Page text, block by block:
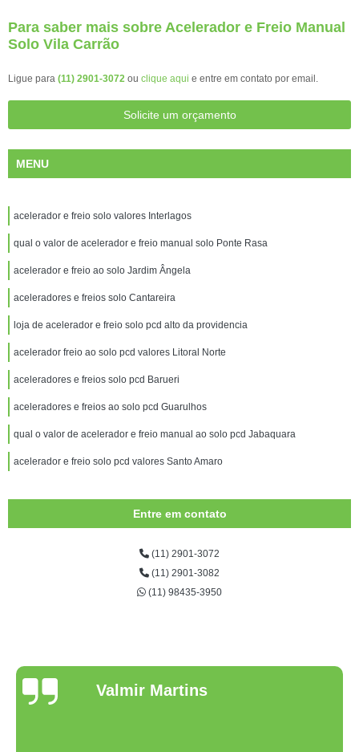
Para saber mais sobre Acelerador e Freio Manual
Solo Vila Carrão
Ligue para (11) 2901-3072 ou clique aqui e entre em contato por email.
Solicite um orçamento
MENU
acelerador e freio solo valores Interlagos
qual o valor de acelerador e freio manual solo Ponte Rasa
acelerador e freio ao solo Jardim Ângela
aceleradores e freios solo Cantareira
loja de acelerador e freio solo pcd alto da providencia
acelerador freio ao solo pcd valores Litoral Norte
aceleradores e freios solo pcd Barueri
aceleradores e freios ao solo pcd Guarulhos
qual o valor de acelerador e freio manual ao solo pcd Jabaquara
acelerador e freio solo pcd valores Santo Amaro
Entre em contato
(11) 2901-3072
(11) 2901-3082
(11) 98435-3950
Valmir Martins